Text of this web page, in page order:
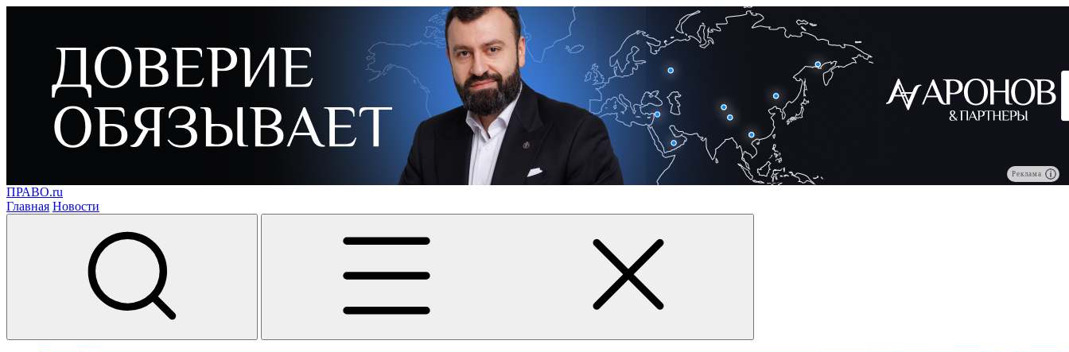
Реклама
ПРАВО.ru
Главная Новости